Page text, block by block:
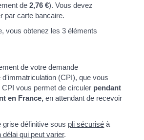
de2,76 €). Vous devez
par carte bancaire.
vous obtenez les 3 éléments
de votre demande
(CPI), que vous
vous permet de circuler pendant
en France, en attendant de recevoir
définitive sous pli sécurisé à
délai qui peut varier.